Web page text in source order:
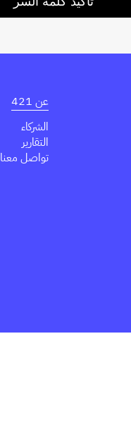
عن 421
الشركاء
التقارير
تواصل معنا